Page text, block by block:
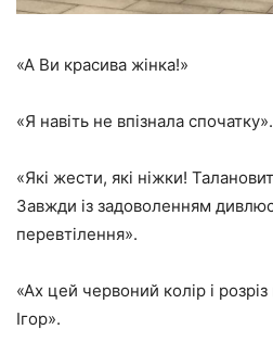
«А Ви красива жінка!»
«Я навіть не впізнала спочатку».
«Які жести, які ніжки!
Завжди із задоволенням
перевтілення».
«Ах цей червоний колір і
Ігор».